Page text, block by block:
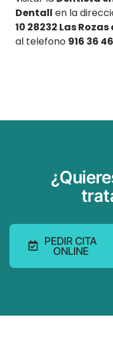
Dentall en la
10 28232 Las
al telefono 916 36
PEDIR CITA
ONLINE